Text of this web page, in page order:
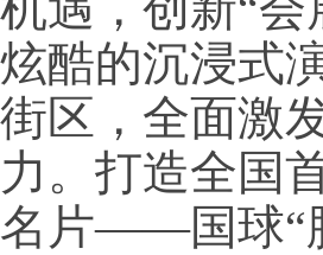
炫酷的沉浸式
街区，全面激
力。打造全国
名片——国球“